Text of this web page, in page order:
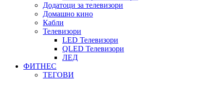
Додатоци за телевизори
Домашно кино
Кабли
Телевизори
LED Телевизори
QLED Телевизори
ЛЕД
ФИТНЕС
ТЕГОВИ